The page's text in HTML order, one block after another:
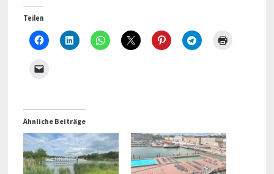
Teilen
Ähnliche Beiträge